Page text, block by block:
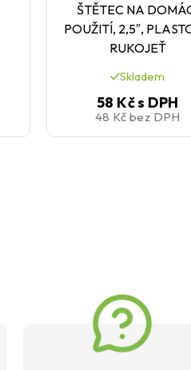
ŠTĚTEC NA
POUŽITÍ, 2,5″,
RUKOJEŤ
Skladem
58 Kčs DPH
48 Kč bez DPH